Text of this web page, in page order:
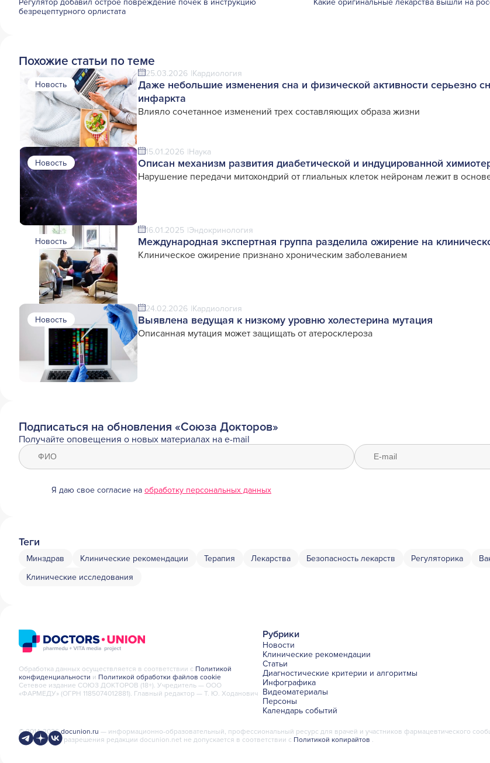
безрецептурного орлистата
Похожие статьи по теме
Новость
25.03.2026 Кардиология
Даже небольшие изменения сна и физической активности серьезно
инфаркта
Влияло сочетанное изменений трех составляющих образа жизни
Новость
15.01.2026 Наука
Описан механизм развития диабетической и индуцированной
Нарушение передачи митохондрий от глиальных клеток нейронам лежит в
Новость
16.01.2025 Эндокринология
Международная экспертная группа разделила ожирение на
Клиническое ожирение признано хроническим заболеванием
Новость
24.02.2026 Кардиология
Выявлена ведущая к низкому уровню холестерина мутация
Описанная мутация может защищать от атеросклероза
Подписаться на обновления «Союза Докторов»
Получайте оповещения о новых материалах на e-mail
Я даю свое согласие на обработку персональных данных
Теги
Минздрав Клинические рекомендации Терапия Лекарства Безопасность лекарств Регуляторика
Клинические исследования
Рубрики
Новости
Клинические рекомендации
Статьи
Диагностические критерии и алгоритмы
Инфографика
Видеоматериалы
Персоны
Календарь событий
Обработка данных осуществляется в соответствии с Политикой
конфиденциальности и Политикой обработки файлов cookie
Сетевое издание СОЮЗ ДОКТОРОВ (18+). Учредитель — ООО
«ФАРМЕДУ» (ОГРН 1185074012881). Главный редактор — Т. Ю. Ходанович
© 2014-2026docunion.ru — информационно-образовательный, профессиональный ресурс для врачей и участников фармацевтического
письменного разрешения редакции docunion.net не допускается в соответствии с Политикой копирайтов .